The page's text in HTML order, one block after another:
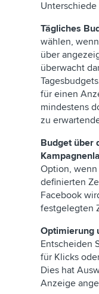
Tägliches
wählen,
über
überwacht
für einen
mindestens
zu
Budget über
Option, wenn
definierten
Facebook
festgelegten
Optimierung
Entscheiden
für Klicks
Dies hat
Anzeige